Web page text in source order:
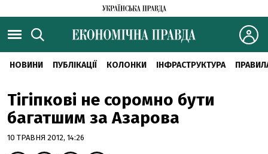
НОВИНИ ПУБЛІКАЦІЇ КОЛОНКИ ІНФРАСТРУКТУРА
Тігіпкові не соромно бути
багатшим за Азарова
10 ТРАВНЯ 2012, 14:26